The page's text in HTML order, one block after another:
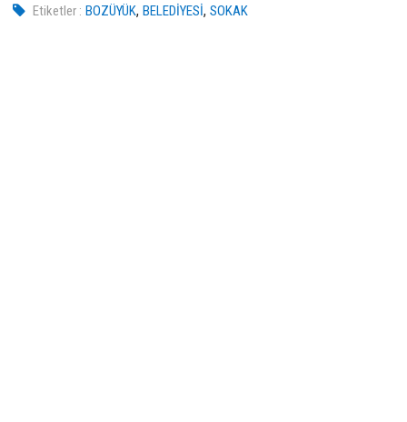
Etiketler : BOZÜYÜK,BELEDİYESİ,SOKAK